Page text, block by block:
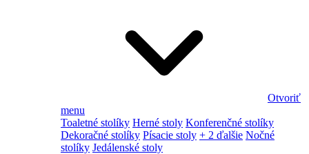
Otvoriť
menu
Toaletné stolíky Herné stoly Konferenčné stolíky
Dekoračné stolíky Písacie stoly + 2 ďalšie Nočné
stolíky Jedálenské stoly